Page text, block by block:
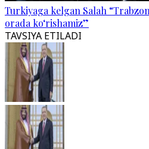
Turkiyaga kelgan Salah
orada ko‘rishamiz”
TAVSIYA ETILADI